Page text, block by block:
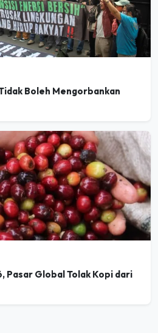
Boleh Mengorbankan
Pasar Global Tolak Kopi dari